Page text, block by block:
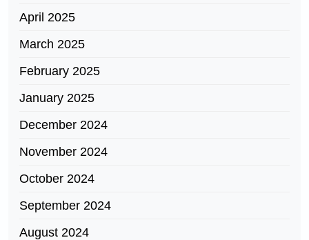
April 2025
March 2025
February 2025
January 2025
December 2024
November 2024
October 2024
September 2024
August 2024